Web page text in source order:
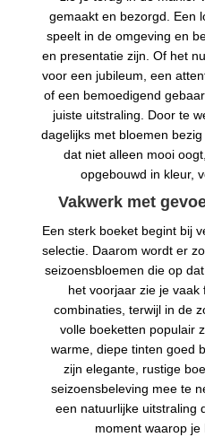
gemaakt en bezorgd. Een
speelt in de omgeving en
en presentatie zijn. Of het
voor een jubileum, een
of een bemoedigend
juiste uitstraling. Door te
dagelijks met bloemen
dat niet alleen mooi
opgebouwd in kleur,
Vakwerk met
Een sterk boeket begint bij
selectie. Daarom wordt er
seizoensbloemen die op
het voorjaar zie je
combinaties, terwijl in de
volle boeketten populair
warme, diepe tinten goed
zijn elegante, rustige
seizoensbeleving mee te
een natuurlijke uitstraling
moment waarop je